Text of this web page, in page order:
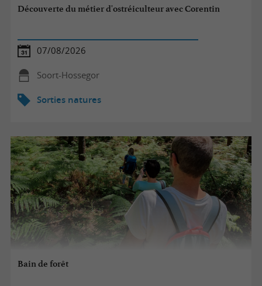
Découverte du métier d'ostréiculteur avec Corentin
07/08/2026
Soort-Hossegor
Sorties natures
Bain de forêt